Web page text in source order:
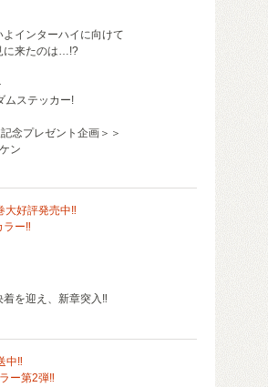
インターハイに向けて
に来たのは…!?
ムステッカー!
念プレゼント企画＞＞
ン
大好評発売中‼
ラー‼
を迎え、新章突入‼
中‼
ー第2弾‼